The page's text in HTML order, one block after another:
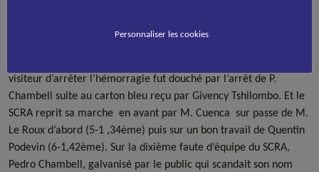
visiteur d’arrêter l’hémorragie fut douché par l’arrêt de P.
Chambell suite au carton bleu reçu par Givency Tshilombo. Et le
SCRA reprit sa marche en avant par M. Cuenca sur passe de M.
Le Roux d’abord (5-1 ,34ème) puis sur un bon travail de Quentin
Podevin (6-1,42ème). Sur la dixième faute d’équipe du SCRA,
Pedro Chambell, galvanisé par le public qui scandait son nom
Personnaliser les cookies